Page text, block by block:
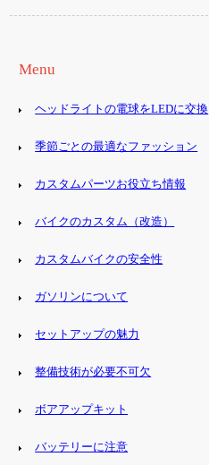
Menu
ヘッドライトの電球をLEDに交換
季節ごとの最適なファッション
カスタムパーツお役立ち情報
バイクのカスタム（改造）
カスタムバイクの安全性
ガソリンについて
セットアップの魅力
整備技術が必要不可欠
ボアアップキット
バッテリーに注意